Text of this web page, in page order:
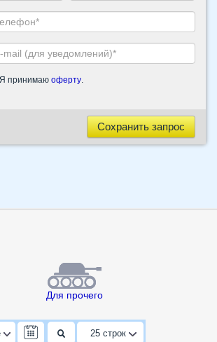
Я принимаю оферту.
Сохранить запрос
Для прочего
25строк